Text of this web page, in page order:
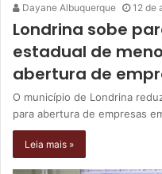
Dayane Albuquerque 12 de
Londrina sobe
estadual de
abertura de
O município de Londrina
para abertura de empresas
Leia mais »